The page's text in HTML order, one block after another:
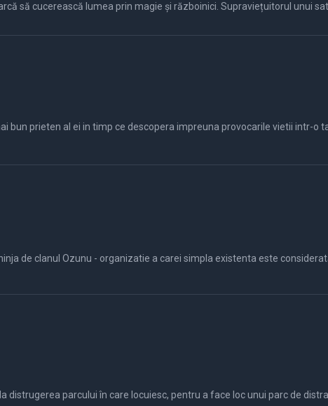
să cucerească lumea prin magie și războinici. Supraviețuitorul unui
bun prieten al ei in timp ce descopera impreuna provocarile vietii intr-o
de clanul Ozunu - organizatie a carei simpla existenta este
distrugerea parcului în care locuiesc, pentru a face loc unui parc de